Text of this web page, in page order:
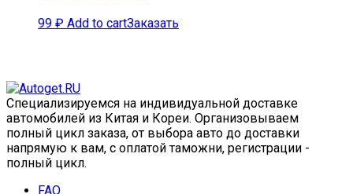
99 ₽ Add to cartЗаказать
Специализируемся на индивидуальной доставке
автомобилей из Китая и Кореи. Организовываем
полный цикл заказа, от выбора авто до доставки
напрямую к вам, с оплатой таможни, регистрации -
полный цикл.
FAQ